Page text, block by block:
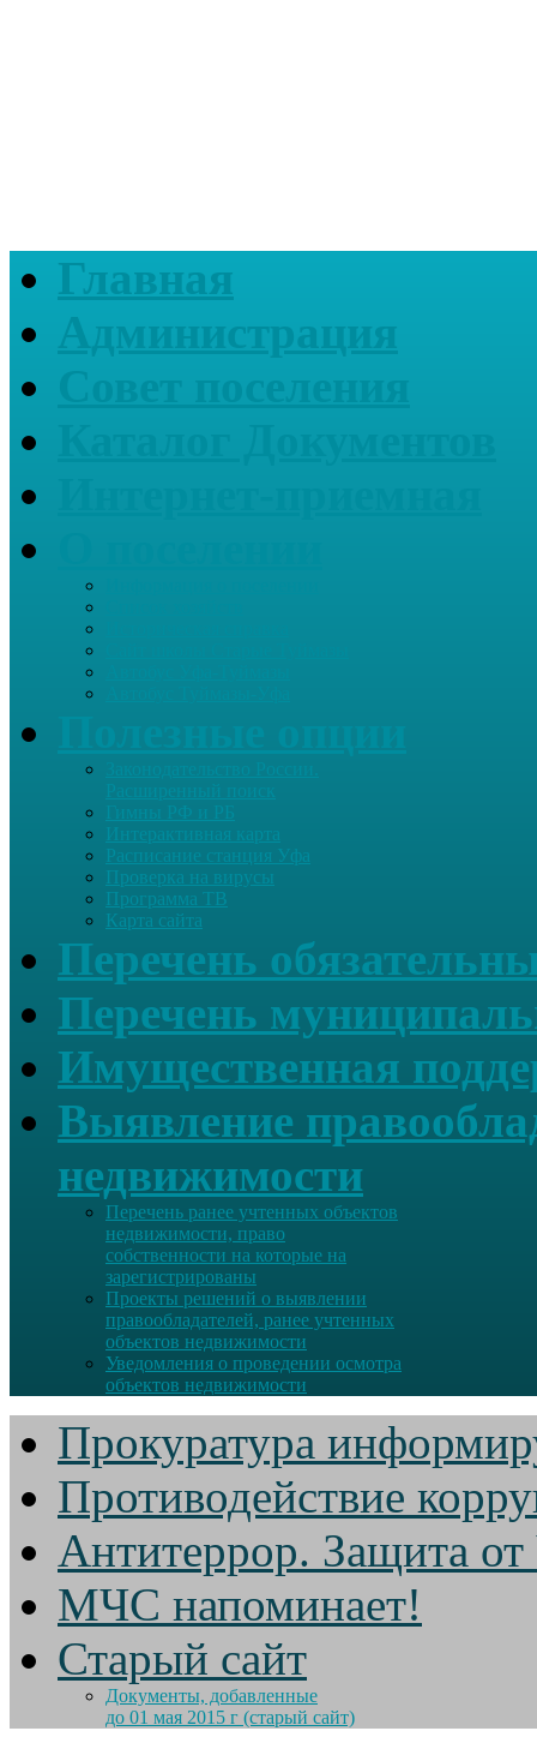
Главная
Администрация
Гимны РФ и РБ
Интерактивная карта
Расписание станция Уфа
Проверка на вирусы
Программа ТВ
Карта сайта
Перечень
Перечень
Имущественная
Выявление
недвижимости
Перечень ранее учтенных объектов
недвижимости, право
собственности на которые на
зарегистрированы
Проекты решений о выявлении
правообладателей, ранее учтенных
объектов недвижимости
Уведомления о проведении осмотра
объектов недвижимости
Прокуратура
Противодействие
Антитеррор. Защита
МЧС напоминает!
Старый сайт
Документы, добавленные
до 01 мая 2015 г (старый сайт)